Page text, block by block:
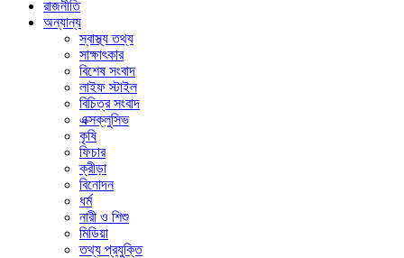
রাজনীতি
অন্যান্য
স্বাস্থ্য তথ্য
সাক্ষাৎকার
বিশেষ সংবাদ
লাইফ স্টাইল
বিচিত্র সংবাদ
এক্সক্লুসিভ
কৃষি
ফিচার
ক্রীড়া
বিনোদন
ধর্ম
নারী ও শিশু
মিডিয়া
তথ্য প্রযুক্তি